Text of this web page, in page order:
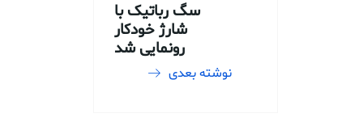
سگ رباتیک با
شارژ خودکار
رونمایی شد
نوشته بعدی